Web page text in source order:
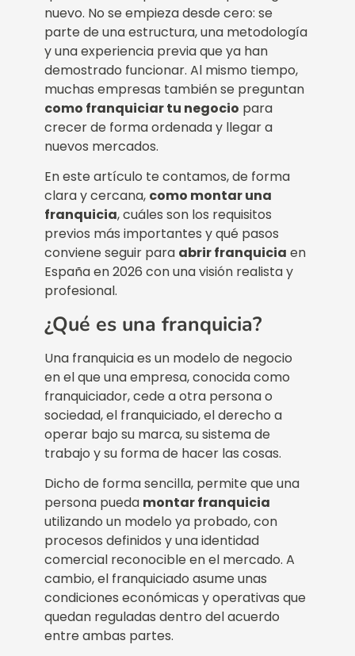
nuevo. No se empieza desde cero: se
parte de una estructura, una metodología
y una experiencia previa que ya han
demostrado funcionar. Al mismo tiempo,
muchas empresas también se preguntan
como franquiciar tu negocio para
crecer de forma ordenada y llegar a
nuevos mercados.
En este artículo te contamos, de forma
clara y cercana, como montar una
franquicia, cuáles son los requisitos
previos más importantes y qué pasos
conviene seguir para abrir franquicia en
España en 2026 con una visión realista y
profesional.
¿Qué es una franquicia?
Una franquicia es un modelo de negocio
en el que una empresa, conocida como
franquiciador, cede a otra persona o
sociedad, el franquiciado, el derecho a
operar bajo su marca, su sistema de
trabajo y su forma de hacer las cosas.
Dicho de forma sencilla, permite que una
persona pueda montar franquicia
utilizando un modelo ya probado, con
procesos definidos y una identidad
comercial reconocible en el mercado. A
cambio, el franquiciado asume unas
condiciones económicas y operativas que
quedan reguladas dentro del acuerdo
entre ambas partes.